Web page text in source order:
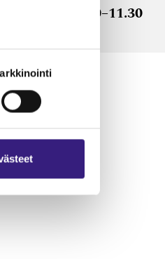
klo 9.00–11.30